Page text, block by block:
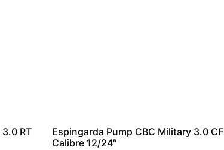
RT
Espingarda Pump CBC Military 3.0 CF
Calibre 12/24″